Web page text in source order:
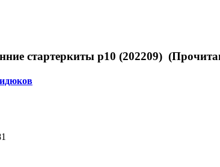
стартеркиты p10 (202209)